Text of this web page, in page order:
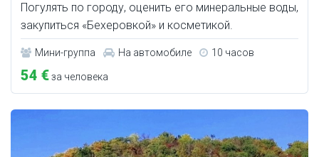
Погулять по городу, оценить его минеральные воды,
закупиться «Бехеровкой» и косметикой.
Мини-группа На автомобиле 10 часов
54 €за человека